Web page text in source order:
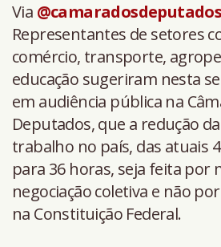
Via @camaradosdeputados
Representantes de setores
comércio, transporte,
educação sugeriram nesta
em audiência pública na
Deputados, que a redução
trabalho no país, das atuais
para 36 horas, seja feita por
negociação coletiva e não
na Constituição Federal.